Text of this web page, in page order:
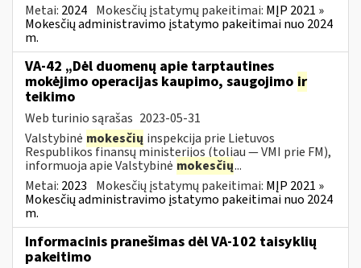
Metai: 2024 Mokesčių įstatymų pakeitimai: MĮP 2021 »
Mokesčių administravimo įstatymo pakeitimai nuo 2024
m.
VA-42 „Dėl duomenų apie tarptautines
mokėjimo operacijas kaupimo, saugojimo ir
teikimo
Web turinio sąrašas 2023-05-31
Valstybinė mokesčių inspekcija prie Lietuvos
Respublikos finansų ministerijos (toliau ― VMI prie FM),
informuoja apie Valstybinė mokesčių...
Metai: 2023 Mokesčių įstatymų pakeitimai: MĮP 2021 »
Mokesčių administravimo įstatymo pakeitimai nuo 2024
m.
Informacinis pranešimas dėl VA-102 taisyklių
pakeitimo